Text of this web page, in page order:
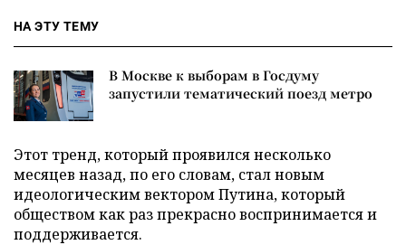
НА ЭТУ ТЕМУ
В Москве к выборам в Госдуму
запустили тематический поезд метро
Этот тренд, который проявился несколько
месяцев назад, по его словам, стал новым
идеологическим вектором Путина, который
обществом как раз прекрасно воспринимается и
поддерживается.